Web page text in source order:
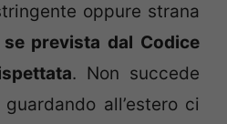
oppure strana
se prevista dal Codice
. Non succede
all’estero ci